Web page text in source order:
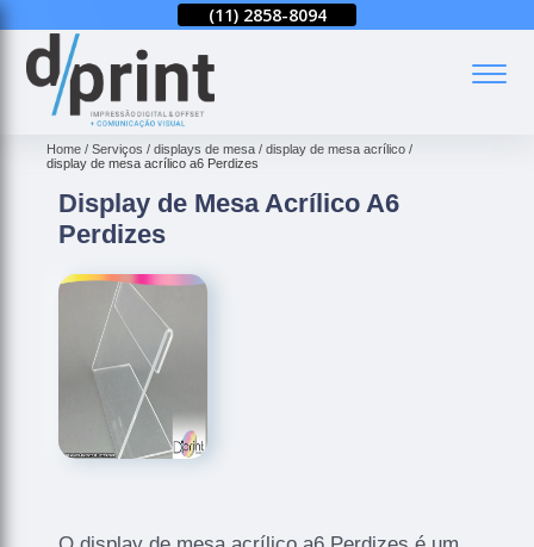
(11) 2858-8094 (11)
Home Serviços displays de mesa
display de mesa acrílico
display de mesa acrílico a6 Perdizes
Display de Mesa Acrílico A6
Perdizes